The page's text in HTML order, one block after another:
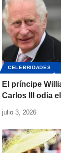
CELEBRIDADES
El príncipe
Carlos III odia
julio 3, 2026